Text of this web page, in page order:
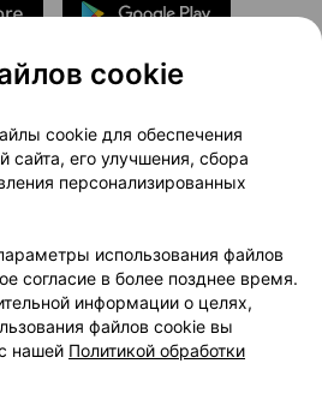
Новости проекта
Медицинский маркетинг
договор
Доставка
Вакансии
Партнеры
руководителю 103.by
в поддержку
настройки Cookie
cookie
cookie для обеспечения
сайта, его улучшения, сбора
персонализированных
использования файлов
согласие в более позднее время.
информации о целях,
файлов cookie вы
нашей Политикой обработки